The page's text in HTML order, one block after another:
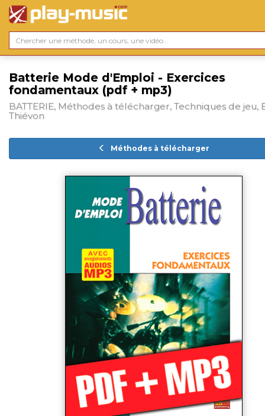
Batterie Mode d'Emploi - Exercices
fondamentaux (pdf + mp3)
BATTERIE, Méthodes à télécharger, Techniques de jeu,
Thiévon
Méthodes à télécharger